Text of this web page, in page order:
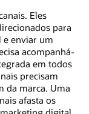
Eles
para
e enviar um
acompanhá-
em todos
precisam
da marca. Uma
afasta os